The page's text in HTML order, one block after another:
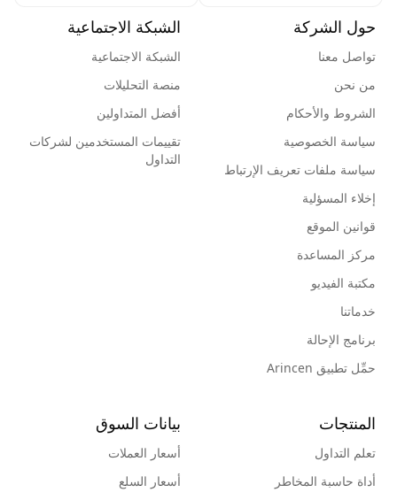
حول الشركة
تواصل معنا
من نحن
الشروط والأحكام
سياسة الخصوصية
سياسة ملفات تعريف الإرتباط
إخلاء المسؤلية
قوانين الموقع
مركز المساعدة
مكتبة الفيديو
خدماتنا
برنامج الإحالة
حمِّل تطبيق Arincen
الشبكة الاجتماعية
الشبكة الاجتماعية
منصة التحليلات
أفضل المتداولين
تقييمات المستخدمين لشركات
التداول
المنتجات
تعلم التداول
أداة حاسبة المخاطر
بيانات السوق
أسعار العملات
أسعار السلع